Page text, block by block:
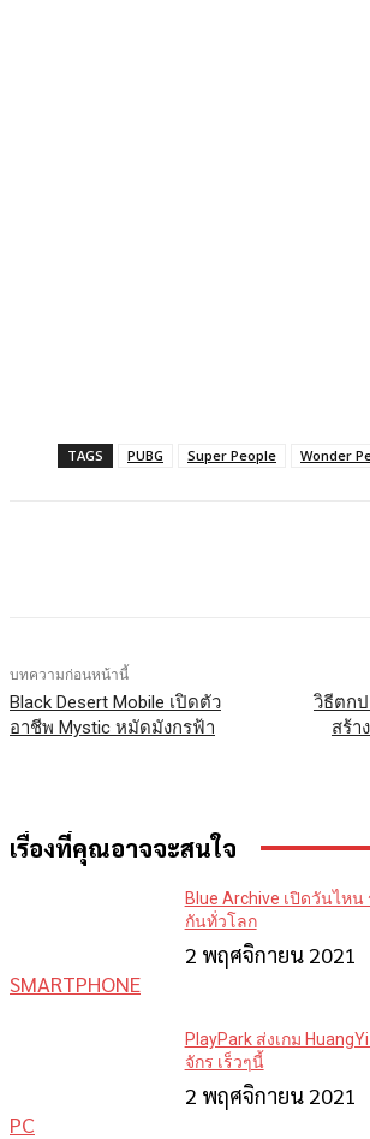
TAGS PUBG Super People Wonder
บทความก่อนหน้านี้
Black Desert Mobile เปิดตัว
อาชีพ Mystic หมัดมังกรฟ้า
วิธีตกป
สร้า
เรื่องที่คุณอาจจะสนใจ
SMARTPHONE
Blue Archive เปิดวันไห
กันทั่วโลก
2 พฤศจิกายน 2021
PC
PlayPark ส่งเกม
จักร เร็วๆนี้
2 พฤศจิกายน 2021